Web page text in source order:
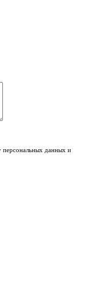
персональных данных и